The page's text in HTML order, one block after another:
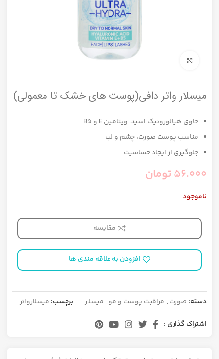
برای بزرگنمایی کلیک کنید
میسلار واتر دافی(پوست های خشک تا معمولی)
حاوی هیالورونیک اسید، ویتامین E و B5
مناسب پوست صورت، چشم و لب
جلوگیری از ایجاد حساسیت
56.000تومان
ناموجود
مقایسه
افزودن به علاقه مندی ها
دسته: صورت, مراقبت پوست و مو, میسلار برچسب: میسلارواتر
اشتراک گذاری :